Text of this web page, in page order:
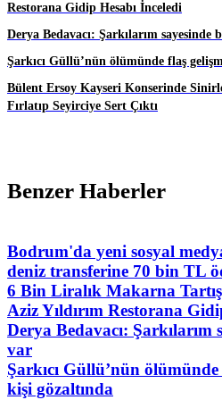
Restorana Gidip Hesabı İnceledi
Derya Bedavacı: Şarkılarım sayesinde
Şarkıcı Güllü’nün ölümünde flaş
Bülent Ersoy Kayseri Konserinde
Fırlatıp Seyirciye Sert Çıktı
Benzer Haberler
Bodrum'da yeni sosyal
deniz transferine 70 bin TL
6 Bin Liralık Makarna
Aziz Yıldırım Restorana
Derya Bedavacı: Şarkılarım
var
Şarkıcı Güllü’nün
kişi gözaltında